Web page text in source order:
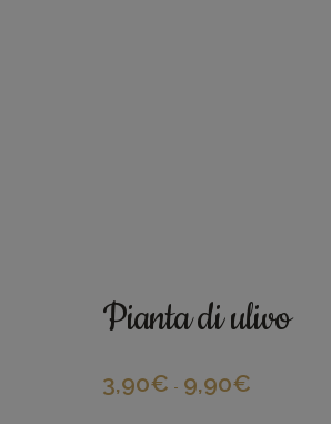
Pianta di ulivo
3,90€ - 9,90€